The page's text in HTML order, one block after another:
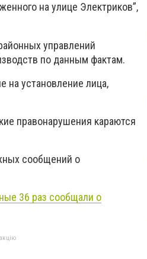
на улице Электриков”,
управлений
по данным фактам.
на установление лица,
правонарушения караются
сообщений о
36 раз сообщали о